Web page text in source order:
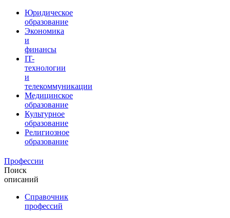
Юридическое
образование
Экономика
и
финансы
IT-
технологии
и
телекоммуникации
Медицинское
образование
Культурное
образование
Религиозное
образование
Профессии
Поиск
описаний
Справочник
профессий